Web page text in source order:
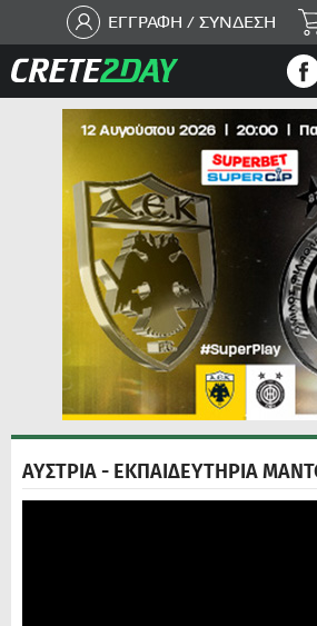
ΕΓΓΡΑΦΗ / ΣΥΝΔΕΣΗ
ΑΥΣΤΡΙΑ - ΕΚΠΑΙΔΕΥΤΗΡΙΑ